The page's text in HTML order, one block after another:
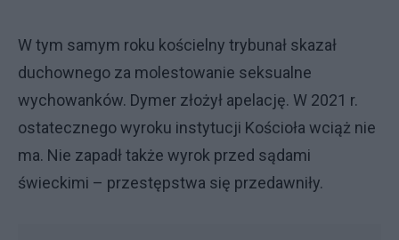
W tym samym roku kościelny trybunał skazał
duchownego za molestowanie seksualne
wychowanków. Dymer złożył apelację. W 2021 r.
ostatecznego wyroku instytucji Kościoła wciąż nie
ma. Nie zapadł także wyrok przed sądami
świeckimi – przestępstwa się przedawniły.